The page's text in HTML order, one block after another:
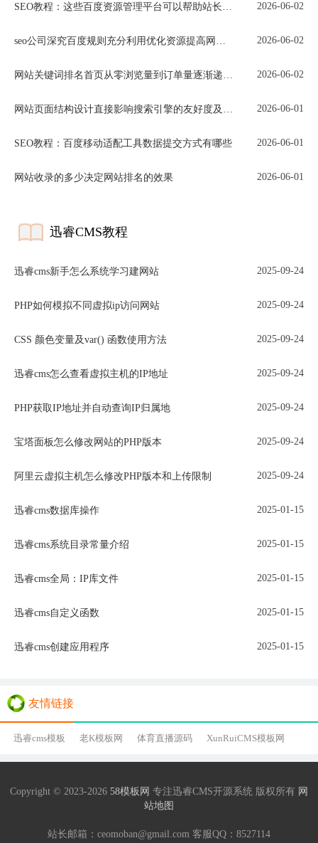
SEO教程：这些百度资源管理平台可以帮助站长更好的工作 2026-06-02
seo公司深究百度规则充分利用优化资源提高网站排名 2026-06-02
网站关键词排名首页从零浏览量到订单量逐渐递增的关键点 2026-06-02
网站页面结构设计直接影响搜索引擎的友好度及网站排名 2026-06-01
SEO教程：百度移动适配工具数据提交方式有哪些 2026-06-01
网站收录的多少决定网站排名的效果 2026-06-01
迅睿CMS教程
迅睿cms新手怎么系统学习建网站 2025-09-24
PHP如何模拟不同虚拟ip访问网站 2025-09-24
CSS 颜色变量及var() 函数使用方法 2025-09-24
迅睿cms怎么查看虚拟主机的IP地址 2025-09-24
PHP获取IP地址并自动查询IP归属地 2025-09-24
宝塔面板怎么修改网站的PHP版本 2025-09-24
阿里云虚拟主机怎么修改PHP版本和上传限制 2025-09-24
迅睿cms数据库操作 2025-01-15
迅睿cms系统目录常量介绍 2025-01-15
迅睿cms全局：IP库文件 2025-01-15
迅睿cms自定义函数 2025-01-15
迅睿cms创建应用程序 2025-01-15
友情链接
迅睿cms模板 老K模板网 体育直播源码 XunRuiCMS模板网
Copyright © 2023-2026 58模板网 专注迅睿CMS开源系统 版权所有 网
站地图
站长邮箱：ceomoban@gmail.com 客服QQ： 8527114